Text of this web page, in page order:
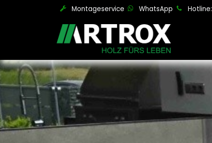
Zum Inhalt springenMontageservice WhatsApp Hotline: